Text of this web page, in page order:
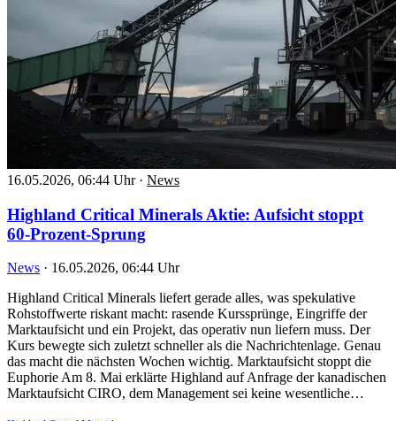
16.05.2026, 06:44 Uhr · News
Highland Critical Minerals Aktie: Aufsicht stoppt
60-Prozent-Sprung
News · 16.05.2026, 06:44 Uhr
Highland Critical Minerals liefert gerade alles, was spekulative
Rohstoffwerte riskant macht: rasende Kurssprünge, Eingriffe der
Marktaufsicht und ein Projekt, das operativ nun liefern muss. Der
Kurs bewegte sich zuletzt schneller als die Nachrichtenlage. Genau
das macht die nächsten Wochen wichtig. Marktaufsicht stoppt die
Euphorie Am 8. Mai erklärte Highland auf Anfrage der kanadischen
Marktaufsicht CIRO, dem Management sei keine wesentliche…